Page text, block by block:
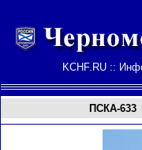
KCHF.RU ::
ПСКА-633